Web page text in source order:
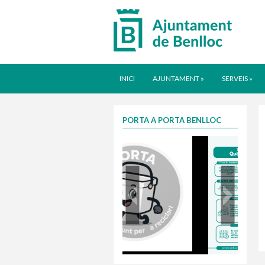
INICI AJUNTAMENT » SERVEIS »
PORTA A PORTA BENLLOC